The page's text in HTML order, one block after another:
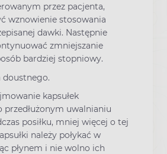
przez pacjenta,
wznowienie stosowania
dawki. Następnie
zmniejszanie
bardziej stopniowy.
doustnego.
kapsułek
przedłużonym uwalnianiu
posiłku, mniej więcej o tej
należy połykać w
płynem i nie wolno ich